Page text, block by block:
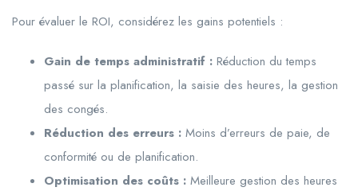
Pour évaluer le ROI, considérez les gains potentiels :
Gain de temps administratif : Réduction du temps
passé sur la planification, la saisie des heures, la gestion
des congés.
Réduction des erreurs : Moins d’erreurs de paie, de
conformité ou de planification.
Optimisation des coûts : Meilleure gestion des heures